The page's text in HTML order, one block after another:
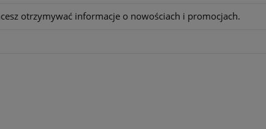
otrzymywać informacje o nowościach i promocjach.